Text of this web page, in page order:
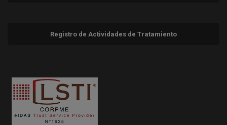
Registro de Actividades de Tratamiento